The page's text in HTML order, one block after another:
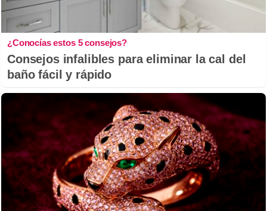
¿Conocías estos 5 consejos?
Consejos infalibles para eliminar la cal del
baño fácil y rápido